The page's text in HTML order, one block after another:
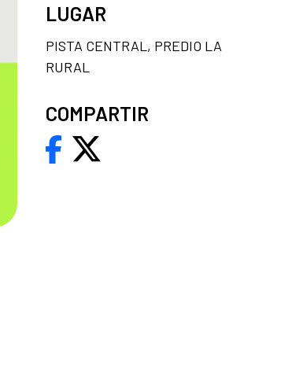
LUGAR
PISTA CENTRAL, PREDIO LA
RURAL
COMPARTIR